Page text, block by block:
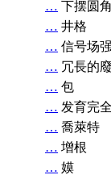
… 下摆圆
… 井格
… 信号场
… 冗長的
… 包
… 发育完
… 喬萊特
… 增根
… 嫫